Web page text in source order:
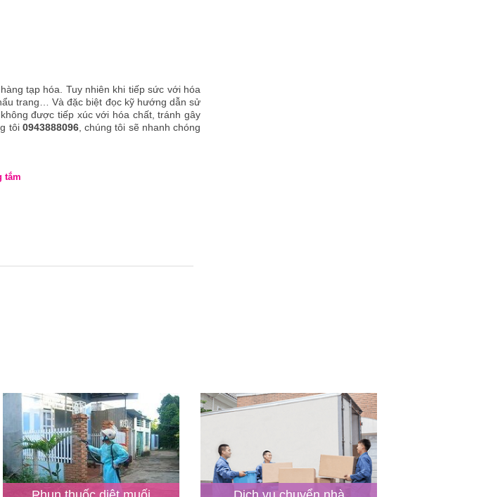
tạp hóa. Tuy nhiên khi tiếp sức với hóa
trang… Và đặc biệt đọc kỹ hướng dẫn sử
được tiếp xúc với hóa chất, tránh gây
tôi 0943888096, chúng tôi sẽ nhanh chóng
tắm